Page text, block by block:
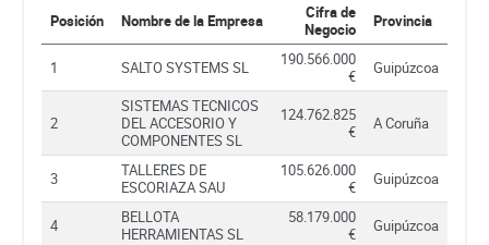
Posición Nombre de la Empresa
Cifra de
Negocio
Provincia
1 SALTO SYSTEMS SL
190.566.000
€
Guipúzcoa
2
SISTEMAS TECNICOS
DEL ACCESORIO Y
COMPONENTES SL
124.762.825
€
A Coruña
3
TALLERES DE
ESCORIAZA SAU
105.626.000
€
Guipúzcoa
4
BELLOTA
HERRAMIENTAS SL
58.179.000
€
Guipúzcoa